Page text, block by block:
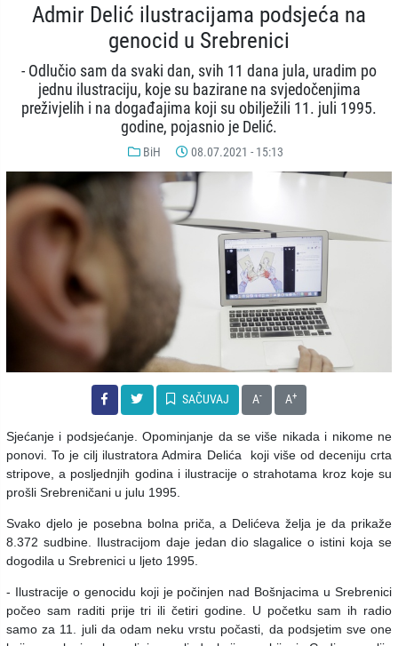
Admir Delić ilustracijama podsjeća na
genocid u Srebrenici
- Odlučio sam da svaki dan, svih 11 dana jula, uradim po
jednu ilustraciju, koje su bazirane na svjedočenjima
preživjelih i na događajima koji su obilježili 11. juli 1995.
godine, pojasnio je Delić.
BiH 08.07.2021 - 15:13
SAČUVAJ A- A+
Sjećanje i podsjećanje. Opominjanje da se više nikada i nikome ne
ponovi. To je cilj ilustratora Admira Delića koji više od deceniju crta
stripove, a posljednjih godina i ilustracije o strahotama kroz koje su
prošli Srebreničani u julu 1995.
Svako djelo je posebna bolna priča, a Delićeva želja je da prikaže
8.372 sudbine. Ilustracijom daje jedan dio slagalice o istini koja se
dogodila u Srebrenici u ljeto 1995.
- Ilustracije o genocidu koji je počinjen nad Bošnjacima u Srebrenici
počeo sam raditi prije tri ili četiri godine. U početku sam ih radio
samo za 11. juli da odam neku vrstu počasti, da podsjetim sve one